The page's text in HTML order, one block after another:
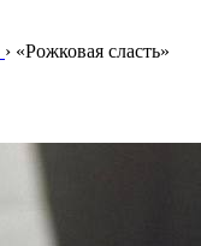
› «Рожковая сласть»